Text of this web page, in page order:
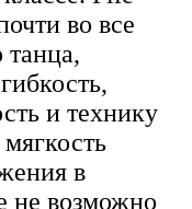
во все
танца,
и технику
в
не возможно